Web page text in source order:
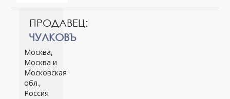
ПРОДАВЕЦ:
ЧУЛКОВЪ
Москва,
Москва и
Московская
обл.,
Россия